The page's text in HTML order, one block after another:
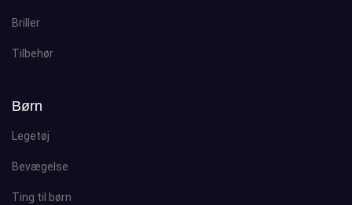
Briller
Tilbehør
Børn
Legetøj
Bevægelse
Ting til børn